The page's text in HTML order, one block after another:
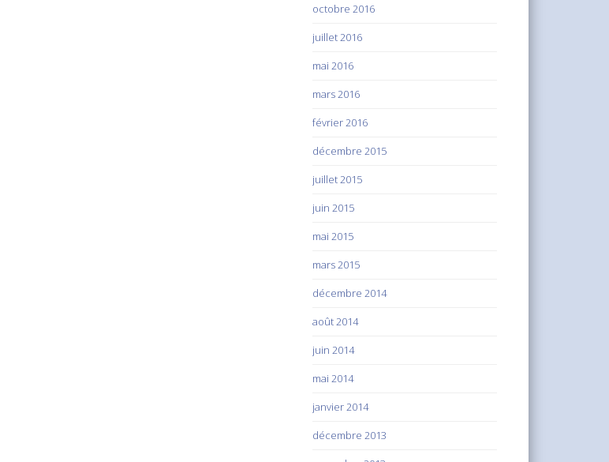
octobre 2016
juillet 2016
mai 2016
mars 2016
février 2016
décembre 2015
juillet 2015
juin 2015
mai 2015
mars 2015
décembre 2014
août 2014
juin 2014
mai 2014
janvier 2014
décembre 2013